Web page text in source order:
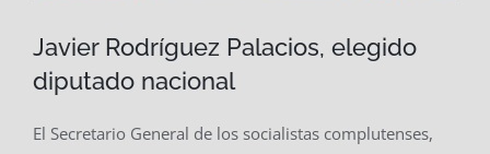
Javier Rodríguez Palacios, elegido
diputado nacional
El Secretario General de los socialistas complutenses,